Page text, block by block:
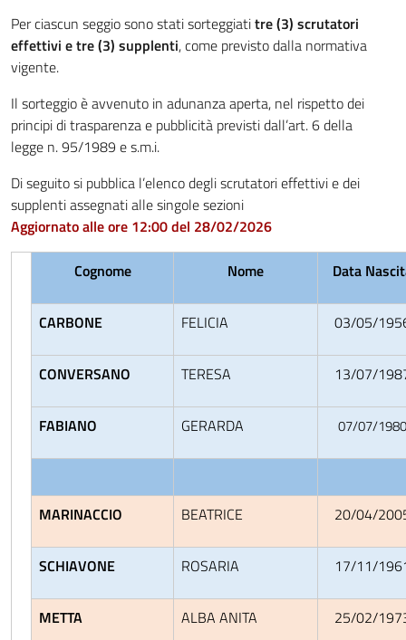
Per ciascun seggio sono stati sorteggiatitre (3) scrutatori
effettivi e tre (3) supplenti, come previsto dalla normativa
vigente.
Il sorteggio è avvenuto in adunanza aperta, nel rispetto dei
principi di trasparenza e pubblicità previsti dall’art. 6 della
legge n. 95/1989 e s.m.i.
Di seguito si pubblica l’elenco degli scrutatori effettivi e dei
supplenti assegnati alle singole sezioni
Aggiornato alle ore 12:00 del 28/02/2026
Cognome Nome Data
CARBONE FELICIA 03/05/
CONVERSANO TERESA 13/07/
FABIANO GERARDA 07/07/1980
MARINACCIO BEATRICE 20/04/
SCHIAVONE ROSARIA 17/11/
METTA ALBA ANITA 25/02/